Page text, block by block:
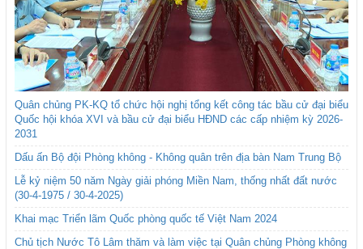
Quân chủng PK-KQ tổ chức hội nghị tổng kết công tác bầu cử đại biểu
Quốc hội khóa XVI và bầu cử đại biểu HĐND các cấp nhiệm kỳ 2026-
2031
Dấu ấn Bộ đội Phòng không - Không quân trên địa bàn Nam Trung Bộ
Lễ kỷ niệm 50 năm Ngày giải phóng Miền Nam, thống nhất đất nước
(30-4-1975 / 30-4-2025)
Khai mạc Triển lãm Quốc phòng quốc tế Việt Nam 2024
Chủ tịch Nước Tô Lâm thăm và làm việc tại Quân chủng Phòng không